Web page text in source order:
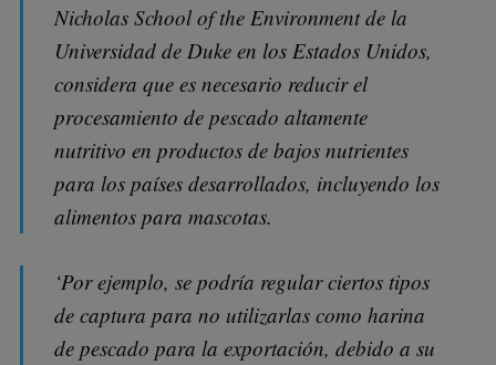
Nicholas School of the Environment de la
Universidad de Duke en los Estados Unidos,
considera que es necesario reducir el
procesamiento de pescado altamente
nutritivo en productos de bajos nutrientes
para los países desarrollados, incluyendo los
alimentos para mascotas.
‘Por ejemplo, se podría regular ciertos tipos
de captura para no utilizarlas como harina
de pescado para la exportación, debido a su